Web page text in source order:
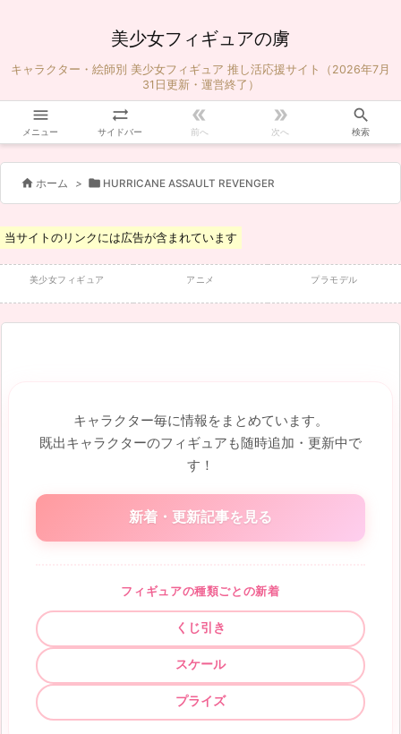
美少女フィギュアの虜
キャラクター・絵師別 美少女フィギュア 推し活応援サイト（2026年7月
31日更新・運営終了）

メニュー

サイドバー

前へ

次へ

検索
 ホーム >  HURRICANE ASSAULT REVENGER
当サイトのリンクには広告が含まれています
美少女フィギュア アニメ プラモデル
キャラクター毎に情報をまとめています。
既出キャラクターのフィギュアも随時追加・更新中で
す！
新着・更新記事を見る
フィギュアの種類ごとの新着
くじ引き
スケール
プライズ